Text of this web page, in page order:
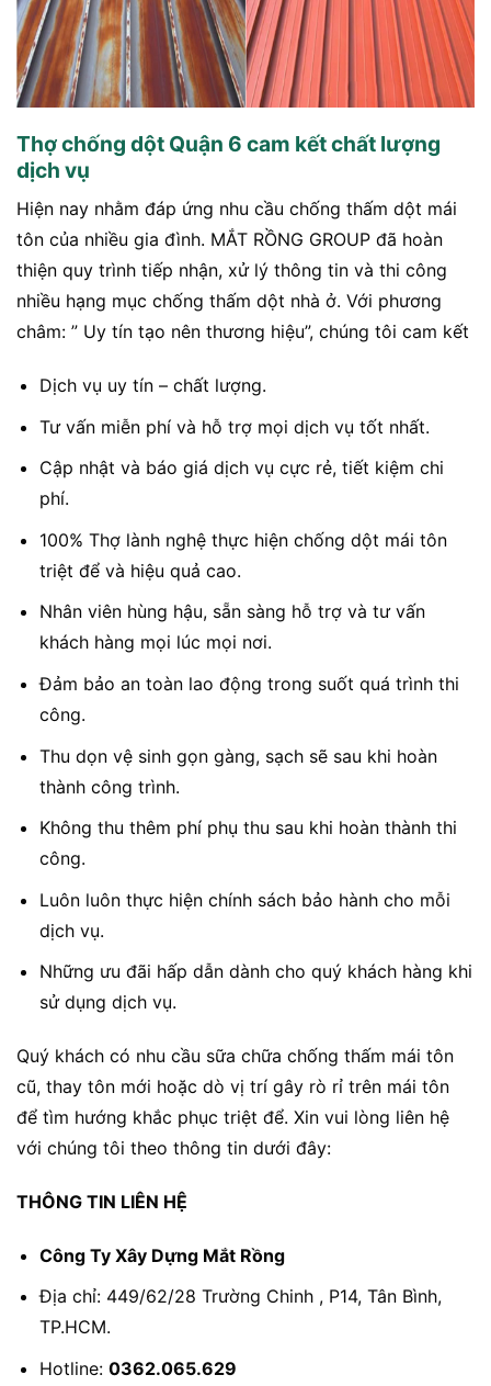
Thợ chống dột Quận 6 cam kết chất lượng
dịch vụ
Hiện nay nhằm đáp ứng nhu cầu chống thấm dột mái
tôn của nhiều gia đình. MẮT RỒNG GROUP đã hoàn
thiện quy trình tiếp nhận, xử lý thông tin và thi công
nhiều hạng mục chống thấm dột nhà ở. Với phương
châm: ” Uy tín tạo nên thương hiệu”, chúng tôi cam kết
Dịch vụ uy tín – chất lượng.
Tư vấn miễn phí và hỗ trợ mọi dịch vụ tốt nhất.
Cập nhật và báo giá dịch vụ cực rẻ, tiết kiệm chi
phí.
100% Thợ lành nghệ thực hiện chống dột mái tôn
triệt để và hiệu quả cao.
Nhân viên hùng hậu, sẵn sàng hỗ trợ và tư vấn
khách hàng mọi lúc mọi nơi.
Đảm bảo an toàn lao động trong suốt quá trình thi
công.
Thu dọn vệ sinh gọn gàng, sạch sẽ sau khi hoàn
thành công trình.
Không thu thêm phí phụ thu sau khi hoàn thành thi
công.
Luôn luôn thực hiện chính sách bảo hành cho mỗi
dịch vụ.
Những ưu đãi hấp dẫn dành cho quý khách hàng khi
sử dụng dịch vụ.
Quý khách có nhu cầu sữa chữa chống thấm mái tôn
cũ, thay tôn mới hoặc dò vị trí gây rò rỉ trên mái tôn
để tìm hướng khắc phục triệt để. Xin vui lòng liên hệ
với chúng tôi theo thông tin dưới đây:
THÔNG TIN LIÊN HỆ
Công Ty Xây Dựng Mắt Rồng
Địa chỉ: 449/62/28 Trường Chinh , P14, Tân Bình,
TP.HCM.
Hotline: 0362.065.629